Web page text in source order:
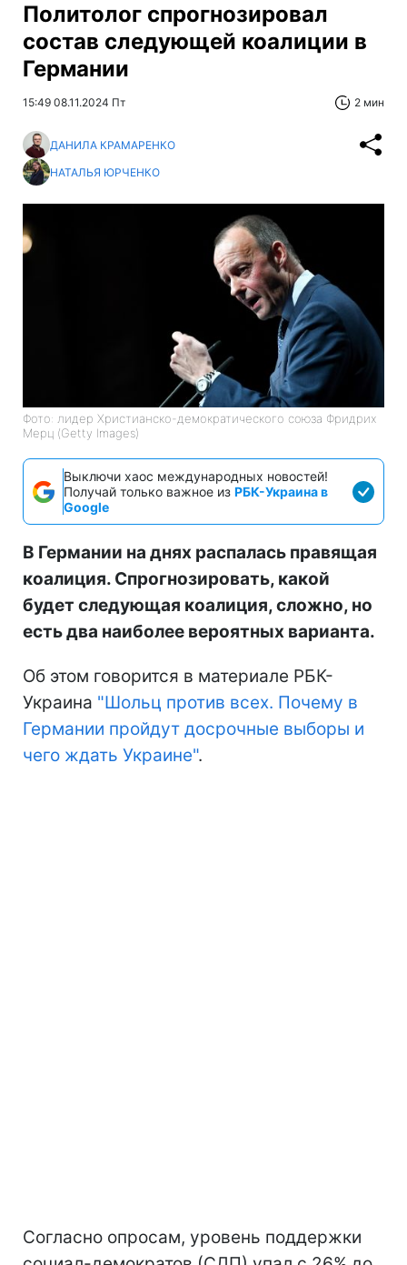
Политолог спрогнозировал
состав следующей коалиции в
Германии
15:49 08.11.2024 Пт 2 мин
ДАНИЛА КРАМАРЕНКО
НАТАЛЬЯ ЮРЧЕНКО
Фото: лидер Христианско-демократического союза Фридрих
Мерц (Getty Images)
Выключи хаос международных новостей!
Получай только важное из РБК-Украина в
Google
В Германии на днях распалась правящая
коалиция. Спрогнозировать, какой
будет следующая коалиция, сложно, но
есть два наиболее вероятных варианта.
Об этом говорится в материале РБК-
Украина "Шольц против всех. Почему в
Германии пройдут досрочные выборы и
чего ждать Украине".
Согласно опросам, уровень поддержки